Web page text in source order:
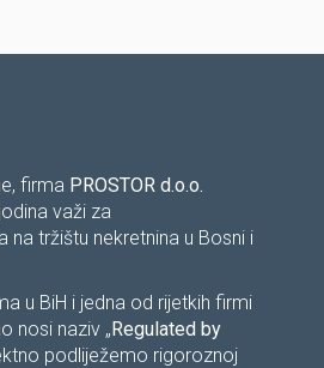
firma PROSTOR d.o.o.
važi za
na tržištu nekretnina u Bosni i
u BiH i jedna od rijetkih firmi
nosi naziv „Regulated by
podliježemo rigoroznoj